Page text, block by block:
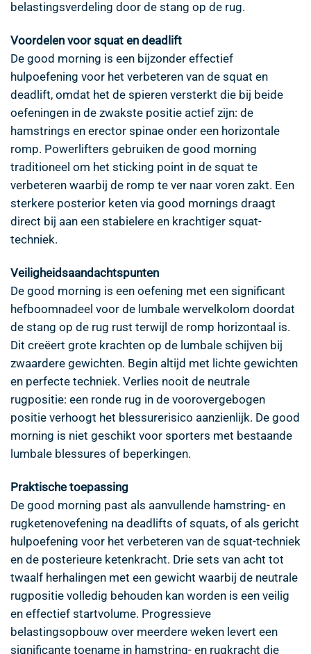
belastingsverdeling door de stang op de rug.
Voordelen voor squat en deadlift
De good morning is een bijzonder effectief
hulpoefening voor het verbeteren van de squat en
deadlift, omdat het de spieren versterkt die bij beide
oefeningen in de zwakste positie actief zijn: de
hamstrings en erector spinae onder een horizontale
romp. Powerlifters gebruiken de good morning
traditioneel om het sticking point in de squat te
verbeteren waarbij de romp te ver naar voren zakt. Een
sterkere posterior keten via good mornings draagt
direct bij aan een stabielere en krachtiger squat-
techniek.
Veiligheidsaandachtspunten
De good morning is een oefening met een significant
hefboomnadeel voor de lumbale wervelkolom doordat
de stang op de rug rust terwijl de romp horizontaal is.
Dit creëert grote krachten op de lumbale schijven bij
zwaardere gewichten. Begin altijd met lichte gewichten
en perfecte techniek. Verlies nooit de neutrale
rugpositie: een ronde rug in de voorovergebogen
positie verhoogt het blessurerisico aanzienlijk. De good
morning is niet geschikt voor sporters met bestaande
lumbale blessures of beperkingen.
Praktische toepassing
De good morning past als aanvullende hamstring- en
rugketenovefening na deadlifts of squats, of als gericht
hulpoefening voor het verbeteren van de squat-techniek
en de posterieure ketenkracht. Drie sets van acht tot
twaalf herhalingen met een gewicht waarbij de neutrale
rugpositie volledig behouden kan worden is een veilig
en effectief startvolume. Progressieve
belastingsopbouw over meerdere weken levert een
significante toename in hamstring- en rugkracht die